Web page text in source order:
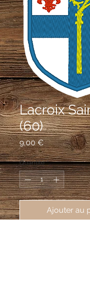
Lacroix
(60)
9,00 €Prix
Quantité *
Ajouter au